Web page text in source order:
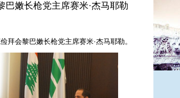
巴嫩长枪党主席赛米·杰马耶勒
会黎巴嫩长枪党主席赛米·杰马耶勒。